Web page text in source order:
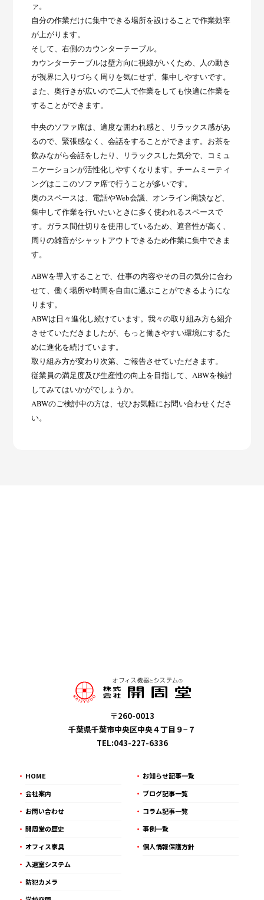
ァ。
自分の作業だけに集中できる場所を設けることで作業効率
が上がります。
そして、右側のカウンターテーブル。
カウンターテーブルは壁方向に視線がいくため、人の動き
が視界に入りづらく周りを気にせず、集中しやすいです。
また、奥行きが広いので二人で作業をしても快適に作業を
することができます。
中央のソファ席は、適度な囲われ感と、リラックス感があ
るので、緊張感なく、会話をすることができます。お茶を
飲みながら会話をしたり、リラックスした気分で、コミュ
ニケーションが活性化しやすくなります。チームミーティ
ングはここのソファ席で行うことが多いです。
奥のスペースは、電話やWeb会議、オンライン商談など、
集中して作業を行いたいときに多く使われるスペースで
す。ガラス間仕切りを使用しているため、遮音性が高く、
周りの雑音がシャットアウトできるため作業に集中できま
す。
ABWを導入することで、仕事の内容やその日の気分に合わ
せて、働く場所や時間を自由に選ぶことができるようにな
ります。
ABWは日々進化し続けています。我々の取り組み方も紹介
させていただきましたが、もっと働きやすい環境にするた
めに進化を続けています。
取り組み方が変わり次第、ご報告させていただきます。
従業員の満足度及び生産性の向上を目指して、ABWを検討
してみてはいかがでしょうか。
ABWのご検討中の方は、ぜひお気軽にお問い合わせくださ
い。
〒260-0013
千葉県千葉市中央区中央４丁目９−７
TEL:043-227-6336
HOME
会社案内
お問い合わせ
開周堂の歴史
オフィス家具
入退室システム
防犯カメラ
お知らせ記事一覧
ブログ記事一覧
コラム記事一覧
事例一覧
個人情報保護方針